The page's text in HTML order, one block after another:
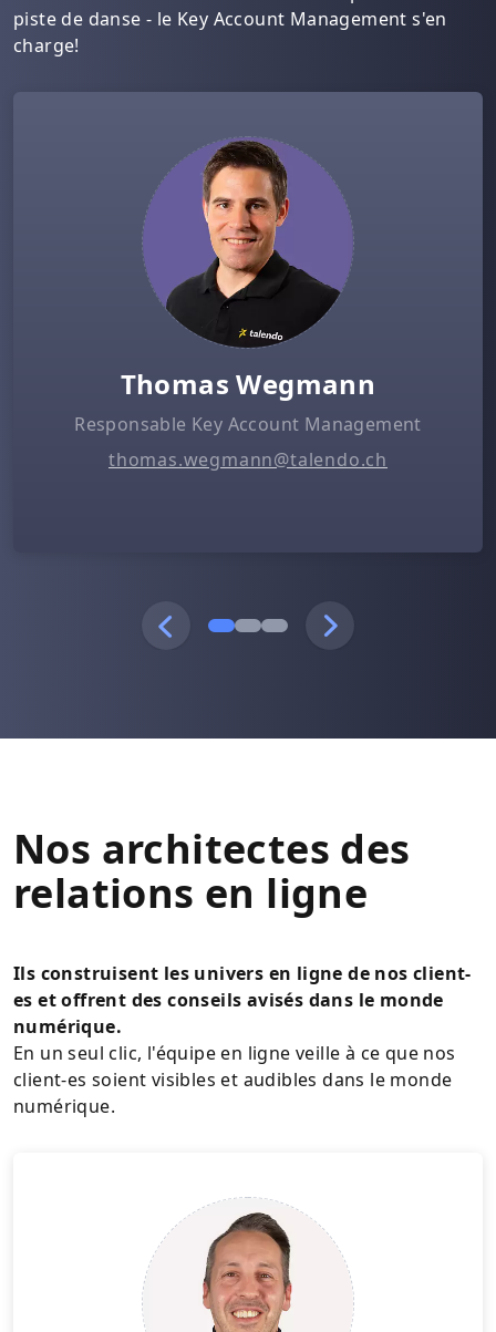
piste de danse - le Key Account Management s'en
charge!
Thomas Wegmann
Responsable Key Account Management
thomas.wegmann@talendo.ch
Nos architectes des
relations en ligne
Ils construisent les univers en ligne de nos client-
es et offrent des conseils avisés dans le monde
numérique.
En un seul clic, l'équipe en ligne veille à ce que nos
client-es soient visibles et audibles dans le monde
numérique.